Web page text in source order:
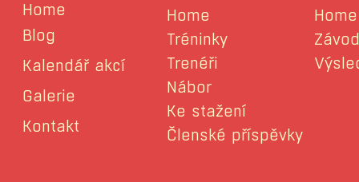
Home
Blog
Kalendář akcí
Galerie
Kontakt
Home
Tréninky
Trenéři
Nábor
Ke stažení
Členské příspěvky
Home